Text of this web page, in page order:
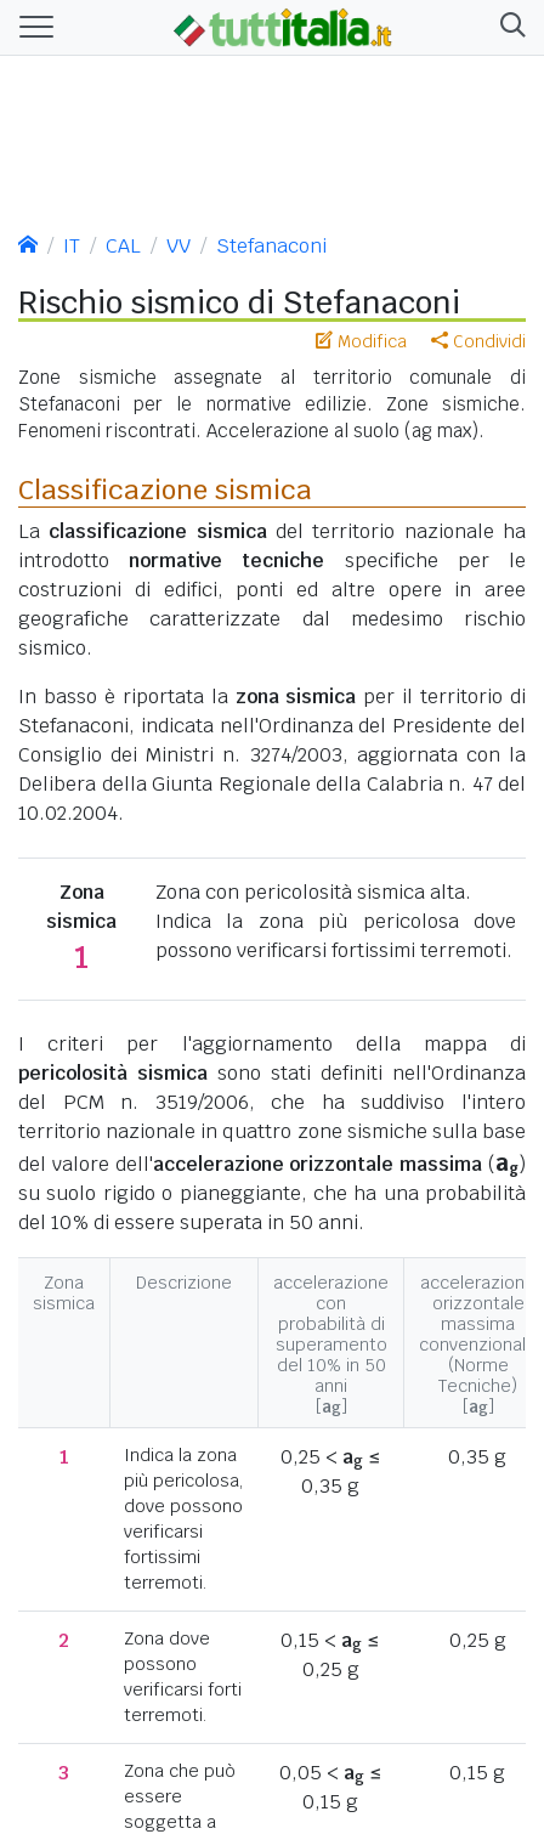
IT CAL VV Stefanaconi
Rischio sismico di Stefanaconi
Modifica Condividi
Zone sismiche assegnate al territorio comunale di
Stefanaconi per le normative edilizie. Zone sismiche.
Fenomeni riscontrati. Accelerazione al suolo (ag max).
Classificazione sismica
La classificazione sismicadel territorio nazionale ha
introdotto normative tecniche specifiche per le
costruzioni di edifici, ponti ed altre opere in aree
geografiche caratterizzate dal medesimo rischio
sismico.
In basso è riportata la zona sismica per il territorio di
Stefanaconi, indicata nell'Ordinanza del Presidente del
Consiglio dei Ministri n. 3274/2003, aggiornata con la
Delibera della Giunta Regionale della Calabria n. 47 del
10.02.2004.
Zona
sismica
1
Zona con pericolosità sismica alta.
Indica la zona più pericolosa dove
possono verificarsi fortissimi terremoti.
I criteri per l'aggiornamento della mappa di
pericolosità sismica sono stati definiti nell'Ordinanza
del PCM n. 3519/2006, che ha suddiviso l'intero
territorio nazionale in quattro zone sismiche sulla base
del valore dell'accelerazione orizzontale massima (ag)
su suolo rigido o pianeggiante, che ha una probabilità
del 10% di essere superata in 50 anni.
Zona
sismica
Descrizione
accelerazione
con
probabilità di
superamento
del 10% in 50
anni
[ag]
accelerazione
orizzontale
massima
convenzionale
(Norme
Tecniche)
[ag]
1
Indica la zona
più pericolosa,
dove possono
verificarsi
fortissimi
terremoti.
0,25 < ag≤
0,35 g
0,35 g
2
Zona dove
possono
verificarsi forti
terremoti.
0,15 < ag ≤
0,25 g
0,25 g
3
Zona che può
essere
soggetta a
0,05 < ag≤
0,15 g
0,15 g